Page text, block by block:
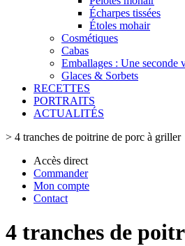
Écharpes tissées
Étoles mohair
Cosmétiques
Cabas
Emballages : Une seconde
Glaces & Sorbets
RECETTES
PORTRAITS
ACTUALITÉS
> 4 tranches de poitrine de porc à griller
Accès direct
Commander
Mon compte
Contact
4 tranches de